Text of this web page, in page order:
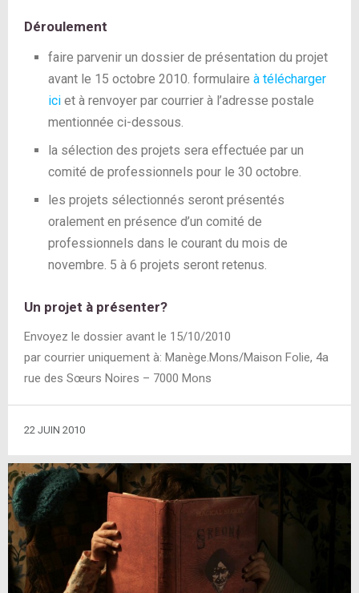
Déroulement
faire parvenir un dossier de présentation du projet
avant le 15 octobre 2010. formulaire à télécharger
ici et à renvoyer par courrier à l’adresse postale
mentionnée ci-dessous.
la sélection des projets sera effectuée par un
comité de professionnels pour le 30 octobre.
les projets sélectionnés seront présentés
oralement en présence d’un comité de
professionnels dans le courant du mois de
novembre. 5 à 6 projets seront retenus.
Un projet à présenter?
Envoyez le dossier avant le 15/10/2010
par courrier uniquement à: Manège.Mons/Maison Folie, 4a
rue des Sœurs Noires – 7000 Mons
22 JUIN 2010